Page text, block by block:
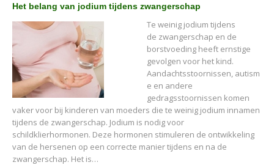
Het belang van jodium tijdens zwangerschap
Te weinig jodium tijdens
de zwangerschap en de
borstvoeding heeft ernstige
gevolgen voor het kind.
Aandachtsstoornissen, autism
e en andere
gedragsstoornissen komen
vaker voor bij kinderen van moeders die te weinig jodium innamen
tijdens de zwangerschap. Jodium is nodig voor
schildklierhormonen. Deze hormonen stimuleren de ontwikkeling
van de hersenen op een correcte manier tijdens en na de
zwangerschap. Het is…